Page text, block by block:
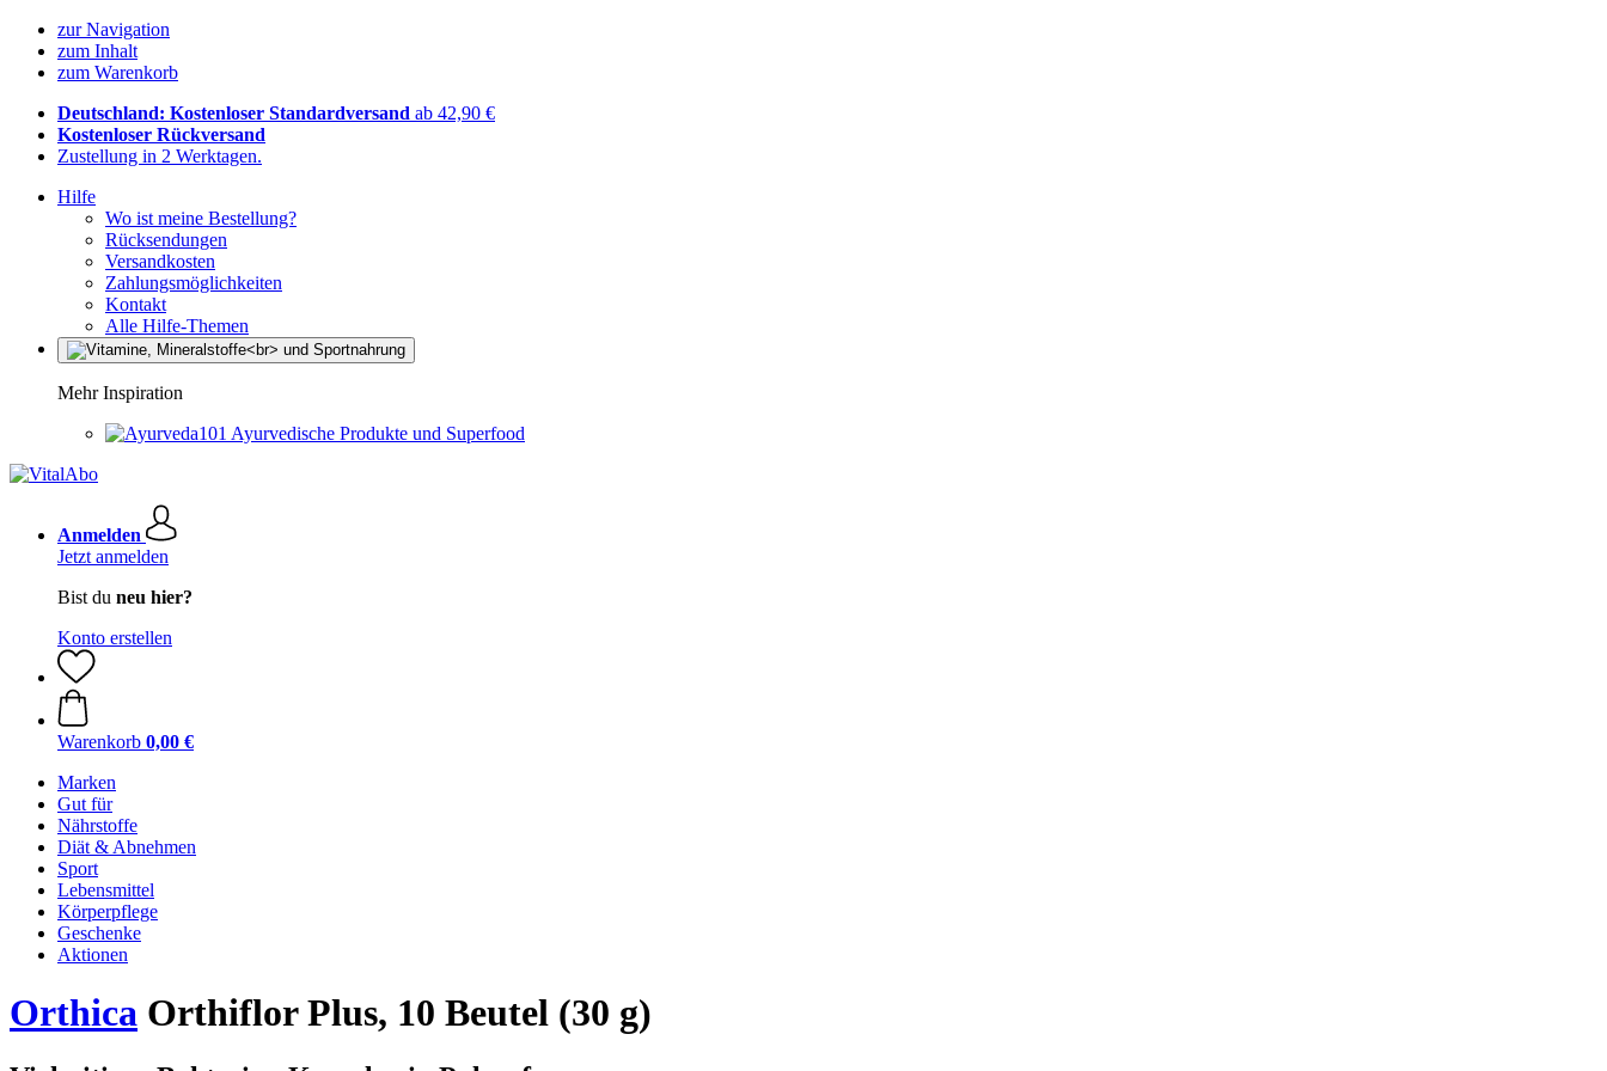
zur Navigation
zum Inhalt
zum Warenkorb
Deutschland: Kostenloser Standardversand ab 42,90 €
Kostenloser Rückversand
Zustellung in 2 Werktagen.
Hilfe
Wo ist meine Bestellung?
Rücksendungen
Versandkosten
Zahlungsmöglichkeiten
Kontakt
Alle Hilfe-Themen
Mehr Inspiration
Ayurvedische Produkte und Superfood
Anmelden
Jetzt anmelden
Bist du neu hier?
Konto erstellen
Warenkorb 0,00 €
Marken
Gut für
Nährstoffe
Diät & Abnehmen
Sport
Lebensmittel
Körperpflege
Geschenke
Aktionen
Orthica Orthiflor Plus, 10 Beutel (30 g)